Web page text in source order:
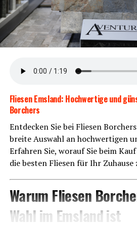
tet weni­ger War­tung und mehr
KOGA Evia
Opti­ma­ler
Evia aus dem Emsland
Flie­sen Ems­land: Hoch­wer­ti­ge und
Borchers
Ent­de­cken Sie bei Flie­sen
brei­te Aus­wahl an hoch­wer­ti­gen
Erfah­ren Sie, wor­auf Sie beim
die bes­ten Flie­sen für Ihr Zuhau­se
War­um Flie­sen
Wahl im Ems­land ist